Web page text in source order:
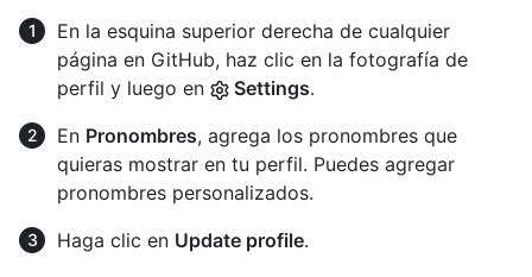
En la esquina superior derecha de cualquier
página en GitHub, haz clic en la fotografía de
perfil y luego en
Settings.
En Pronombres, agrega los pronombres que
quieras mostrar en tu perfil. Puedes agregar
pronombres personalizados.
Haga clic en Update profile.